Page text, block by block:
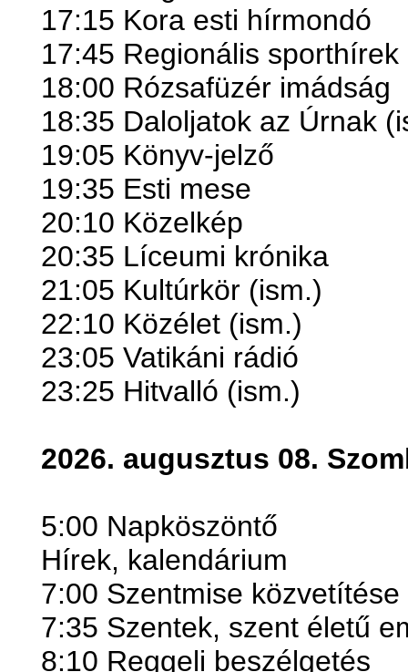
17:15 Kora esti hírmondó
17:45 Regionális sporthírek
18:00 Rózsafüzér imádság
18:35 Daloljatok az Úrnak
19:05 Könyv-jelző
19:35 Esti mese
20:10 Közelkép
20:35 Líceumi krónika
21:05 Kultúrkör (ism.)
22:10 Közélet (ism.)
23:05 Vatikáni rádió
23:25 Hitvalló (ism.)
2026. augusztus 08.
5:00 Napköszöntő
Hírek, kalendárium
7:00 Szentmise közvetítése
7:35 Szentek, szent életű
8:10 Reggeli beszélgetés